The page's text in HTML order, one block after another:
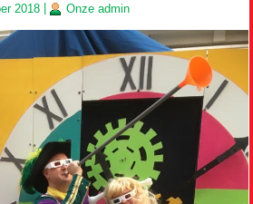
2018 Onze admin